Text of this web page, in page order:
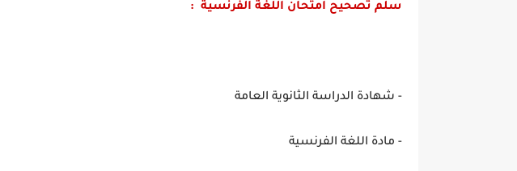
سلم تصحيح امتحان اللغة الفرنسية :
- شهادة الدراسة الثانوية العامة
- مادة اللغة الفرنسية